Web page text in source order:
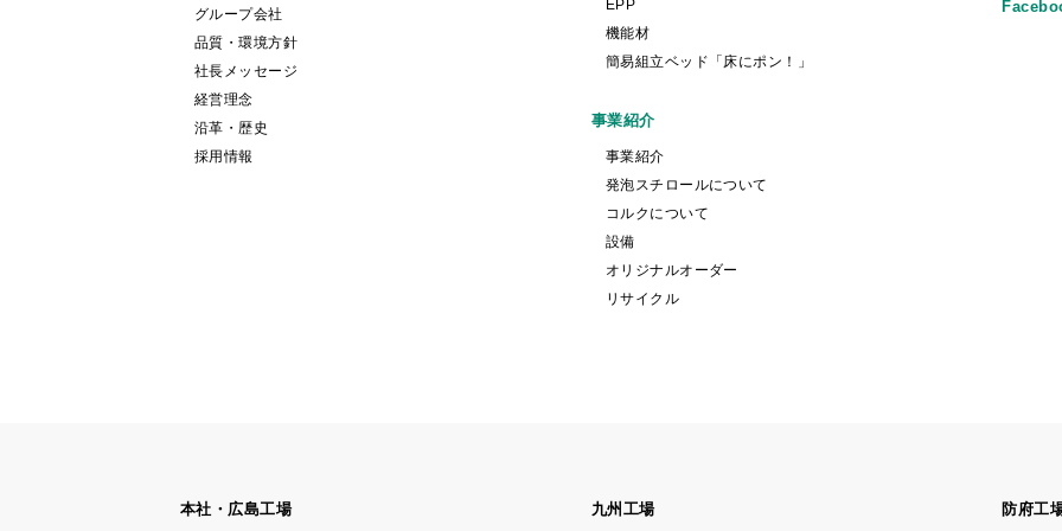
グループ会社
品質・環境方針
社長メッセージ
経営理念
沿革・歴史
採用情報
EPP
機能材
簡易組立ベッド「床にポン！」
事業紹介
事業紹介
発泡スチロールについて
コルクについて
設備
オリジナルオーダー
リサイクル
本社・広島工場 九州工場 防府工